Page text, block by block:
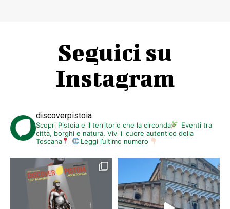
Seguici su
Instagram
discoverpistoia
Scopri Pistoia e il territorio che la circonda
Eventi tra
città, borghi e natura. Vivi il cuore autentico della
Toscana
Leggi l’ultimo numero